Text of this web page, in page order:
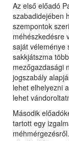
Az első előadó
szabadidejében
szempontok
méhészkedésre
saját véleménye
sakkjátszma
mezőgazdasági
jogszabály
lehet elhelyezni
lehet
Második
tartott egy